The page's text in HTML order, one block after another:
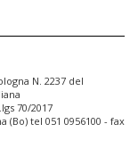
N. 2237 del
70/2017
tel 051 0956100 - fax